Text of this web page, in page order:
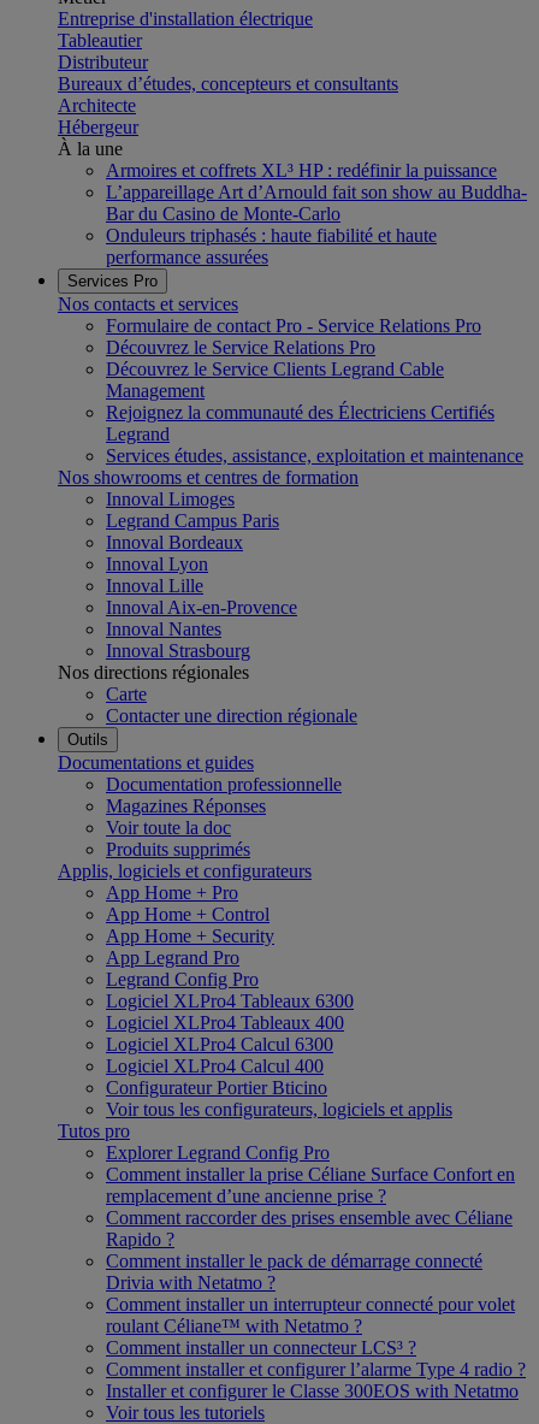
Entreprise d'installation électrique
Tableautier
Distributeur
Bureaux d’études, concepteurs et consultants
Architecte
Hébergeur
À la une
Armoires et coffrets XL³ HP : redéfinir la puissance
L’appareillage Art d’Arnould fait son show au Buddha-
Bar du Casino de Monte-Carlo
Onduleurs triphasés : haute fiabilité et haute
performance assurées
Services Pro
Nos contacts et services
Formulaire de contact Pro - Service Relations Pro
Découvrez le Service Relations Pro
Découvrez le Service Clients Legrand Cable
Management
Rejoignez la communauté des Électriciens Certifiés
Legrand
Services études, assistance, exploitation et maintenance
Nos showrooms et centres de formation
Innoval Limoges
Legrand Campus Paris
Innoval Bordeaux
Innoval Lyon
Innoval Lille
Innoval Aix-en-Provence
Innoval Nantes
Innoval Strasbourg
Nos directions régionales
Carte
Contacter une direction régionale
Outils
Documentations et guides
Documentation professionnelle
Magazines Réponses
Voir toute la doc
Produits supprimés
Applis, logiciels et configurateurs
App Home + Pro
App Home + Control
App Home + Security
App Legrand Pro
Legrand Config Pro
Logiciel XLPro4 Tableaux 6300
Logiciel XLPro4 Tableaux 400
Logiciel XLPro4 Calcul 6300
Logiciel XLPro4 Calcul 400
Configurateur Portier Bticino
Voir tous les configurateurs, logiciels et applis
Tutos pro
Explorer Legrand Config Pro
Comment installer la prise Céliane Surface Confort en
remplacement d’une ancienne prise ?
Comment raccorder des prises ensemble avec Céliane
Rapido ?
Comment installer le pack de démarrage connecté
Drivia with Netatmo ?
Comment installer un interrupteur connecté pour volet
roulant Céliane™ with Netatmo ?
Comment installer un connecteur LCS³ ?
Comment installer et configurer l’alarme Type 4 radio ?
Installer et configurer le Classe 300EOS with Netatmo
Voir tous les tutoriels